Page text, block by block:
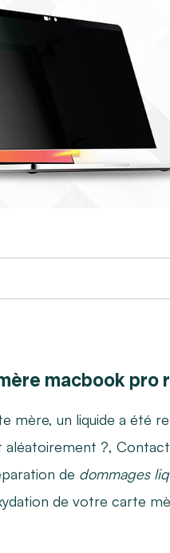
macbook pro
mère, un liquide a été
aléatoirement ?,
de dommages
de votre carte